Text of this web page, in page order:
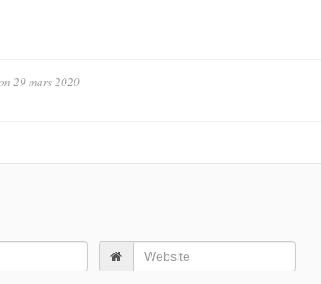
29 mars 2020